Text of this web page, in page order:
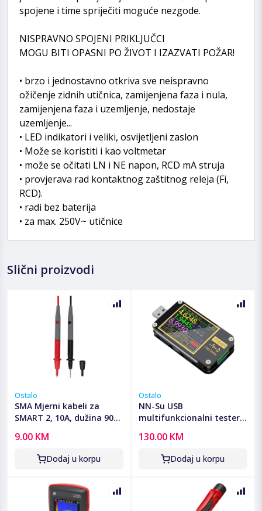
spojene i time spriječiti moguće nezgode.
NISPRAVNO SPOJENI PRIKLJUČCI
MOGU BITI OPASNI PO ŽIVOT I IZAZVATI POŽAR!
• brzo i jednostavno otkriva sve neispravno
ožičenje zidnih utičnica, zamijenjena faza i nula,
zamijenjena faza i uzemljenje, nedostaje
uzemljenje...
• LED indikatori i veliki, osvijetljeni zaslon
• Može se koristiti i kao voltmetar
• može se očitati LN i NE napon, RCD mA struja
• provjerava rad kontaktnog zaštitnog releja (Fi,
RCD).
• radi bez baterija
• za max. 250V~ utičnice
Slični proizvodi
Ostalo
SMA Mjerni kabeli za
SMART 2, 10A, dužina 90
9.00 KM
Dodaj u korpu
Ostalo
NN-Su USB
multifunkcionalni tester
130.00 KM
Dodaj u korpu